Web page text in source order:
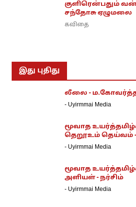
குளிரென்பதும்
சந்தோசு ஏழுமலை
கவிதை
இது புதிது
லீலை -
- Uyirmmai Media
மூவாத
தெறூஉம் தெய்வம் -
- Uyirmmai Media
மூவாத
அளியள் - நர்சிம்
- Uyirmmai Media